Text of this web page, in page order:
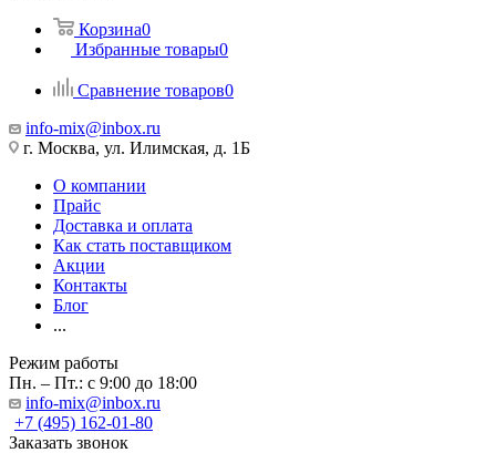
Корзина0
Избранные товары0
Сравнение товаров0
info-mix@inbox.ru
г. Москва, ул. Илимская, д. 1Б
О компании
Прайс
Доставка и оплата
Как стать поставщиком
Акции
Контакты
Блог
...
Режим работы
Пн. – Пт.: с 9:00 до 18:00
info-mix@inbox.ru
+7 (495) 162-01-80
Заказать звонок